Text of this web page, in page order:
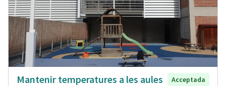
Mantenir temperatures a les aules
Acceptada